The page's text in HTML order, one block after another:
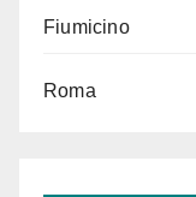
Fiumicino
Roma